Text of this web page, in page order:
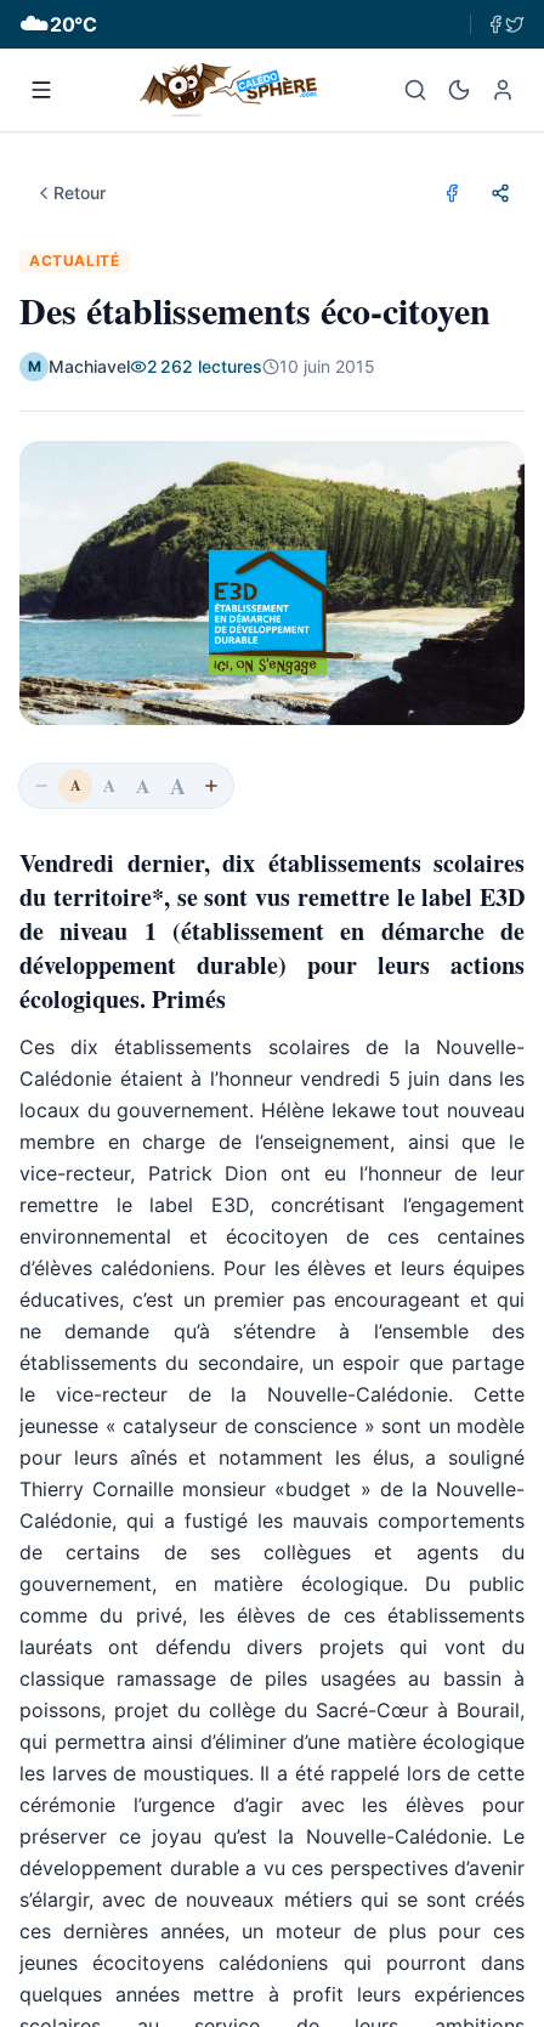
☁️20°C
Retour
ACTUALITÉ
Des établissements éco-citoyen
M Machiavel 2 262 lectures 10 juin 2015
A A A A
Vendredi dernier, dix établissements scolaires
du territoire*, se sont vus remettre le label E3D
de niveau 1 (établissement en démarche de
développement durable) pour leurs actions
écologiques. Primés
Ces dix établissements scolaires de la Nouvelle-
Calédonie étaient à l’honneur vendredi 5 juin dans les
locaux du gouvernement. Hélène Iekawe tout nouveau
membre en charge de l’enseignement, ainsi que le
vice-recteur, Patrick Dion ont eu l’honneur de leur
remettre le label E3D, concrétisant l’engagement
environnemental et écocitoyen de ces centaines
d’élèves calédoniens. Pour les élèves et leurs équipes
éducatives, c’est un premier pas encourageant et qui
ne demande qu’à s’étendre à l’ensemble des
établissements du secondaire, un espoir que partage
le vice-recteur de la Nouvelle-Calédonie. Cette
jeunesse « catalyseur de conscience » sont un modèle
pour leurs aînés et notamment les élus, a souligné
Thierry Cornaille monsieur «budget » de la Nouvelle-
Calédonie, qui a fustigé les mauvais comportements
de certains de ses collègues et agents du
gouvernement, en matière écologique. Du public
comme du privé, les élèves de ces établissements
lauréats ont défendu divers projets qui vont du
classique ramassage de piles usagées au bassin à
poissons, projet du collège du Sacré-Cœur à Bourail,
qui permettra ainsi d’éliminer d’une matière écologique
les larves de moustiques. Il a été rappelé lors de cette
cérémonie l’urgence d’agir avec les élèves pour
préserver ce joyau qu’est la Nouvelle-Calédonie. Le
développement durable a vu ces perspectives d’avenir
s’élargir, avec de nouveaux métiers qui se sont créés
ces dernières années, un moteur de plus pour ces
jeunes écocitoyens calédoniens qui pourront dans
quelques années mettre à profit leurs expériences